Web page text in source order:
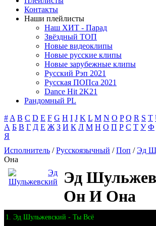
Контакты
Наши плейлисты
Наш ХИТ - Парад
Звёздный ТОП
Новые видеоклипы
Новые русские клипы
Новые зарубежные клипы
Русский Рэп 2021
Русская ПОПса 2021
Dance Hit 2K21
Рандомный PL
# A B C D E F G H I J K L M N O P Q R S T
А Б В Г Д Е Ж З И К Л М Н О П Р С Т У Ф
Я
Исполнитель /Русскоязычный /Поп /Эд
Она
Эд
Он И Она
1. Эд Шульжевский - Ты Всё